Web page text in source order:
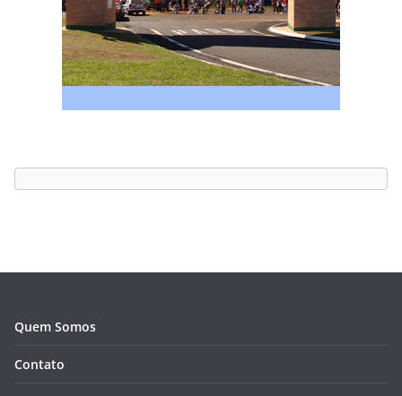
Quem Somos
Contato